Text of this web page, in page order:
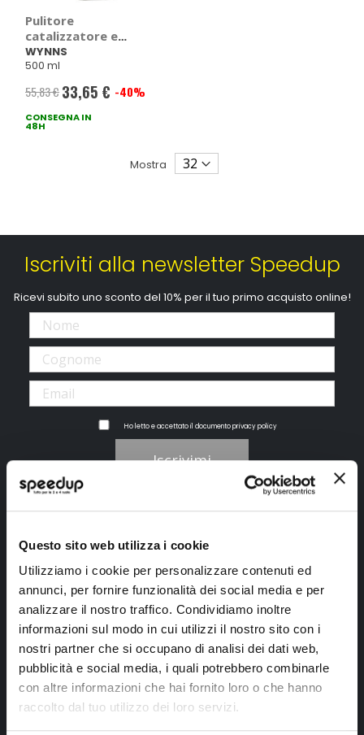
Questo sito web utilizza i cookie
Utilizziamo i cookie per personalizzare contenuti ed
annunci, per fornire funzionalità dei social media e per
analizzare il nostro traffico. Condividiamo inoltre
informazioni sul modo in cui utilizzi il nostro sito con i
nostri partner che si occupano di analisi dei dati web,
pubblicità e social media, i quali potrebbero combinarle
con altre informazioni che hai fornito loro o che hanno
raccolto dal tuo utilizzo dei loro servizi.
Pulitore
catalizzatore e
sonda Lambda -
WYNNS
WYNNS
500 ml
55,83 € Prezzo
speciale
33,65 € -40%
CONSEGNA IN
48H
Mostra
Iscriviti alla newsletter Speedup
Ricevi subito uno sconto del 10% per il tuo primo acquisto online!
Ho letto e accettato il documentoprivacy policy
Iscrivimi
SpeedUp.it